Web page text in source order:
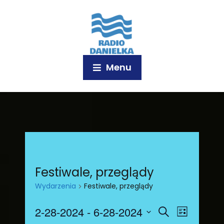
Menu
Festiwale, przeglądy
Wydarzenia Festiwale, przeglądy
W
S
W
L
2-28-2024 - 6-28-2024